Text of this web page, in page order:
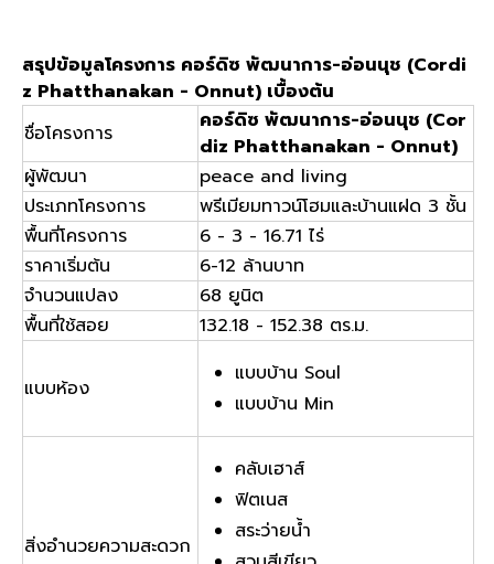
สรุปข้อมูลโครงการ คอร์ดิซ พัฒนาการ-อ่อนนุช (Cordi
z Phatthanakan - Onnut) เบื้องต้น
ชื่อโครงการ
คอร์ดิซ พัฒนาการ-อ่อนนุช (Cor
diz Phatthanakan - Onnut)
ผู้พัฒนา
peace and living
ประเภทโครงการ
พรีเมียมทาวน์โฮมและบ้านแฝด 3 ชั้น
พื้นที่โครงการ
6 - 3 - 16.71 ไร่
ราคาเริ่มต้น
6-12 ล้านบาท
จำนวนแปลง
68 ยูนิต
พื้นที่ใช้สอย
132.18 - 152.38 ตร.ม.
แบบห้อง
แบบบ้าน Soul
แบบบ้าน Min
สิ่งอำนวยความสะดวก
คลับเฮาส์
ฟิตเนส
สระว่ายน้ำ